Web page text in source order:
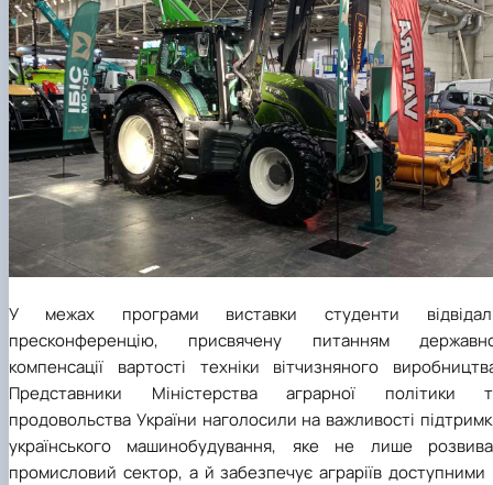
У межах програми виставки студенти
пресконференцію, присвячену питанням
компенсації вартості техніки вітчизняного
Представники Міністерства аграрної політики
продовольства України наголосили на важливості
українського машинобудування, яке не лише
промисловий сектор, а й забезпечує аграріїв доступними